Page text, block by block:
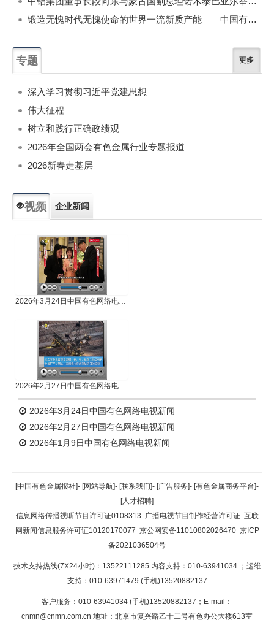
锻造无愧时代无愧使命的世界一流新质产能——中国有色金属工业的战略应对与破局之道（二）
专题 更多
深入学习贯彻习近平党建思想
伟大征程
树立和践行正确政绩观
2026年全国两会有色金属行业专题报道
2026新春走基层
视频 企业新闻
2026年3月24日中国有色网络电视新闻
2026年2月27日中国有色网络电视新闻
2026年3月24日中国有色网络电视新闻
2026年2月27日中国有色网络电视新闻
2026年1月9日中国有色网络电视新闻
[中国有色金属报社]- [网站导航]- [联系我们]- [广告服务]- [有色金属商务平台]-
[人才招聘]
信息网络传播视听节目许可证0108313 广播电视节目制作经营许可证 互联
网新闻信息服务许可证10120170077 京公网安备11010802026470 京ICP
备2021036504号
技术支持热线(7X24小时)：13522111285 内容支持：010-63941034 ；运维
支持：010-63971479 (手机)13520882137
客户服务：010-63941034 (手机)13520882137；E-mail：
cnmn@cnmn.com.cn 地址：北京市复兴路乙十二号有色办公大楼613室